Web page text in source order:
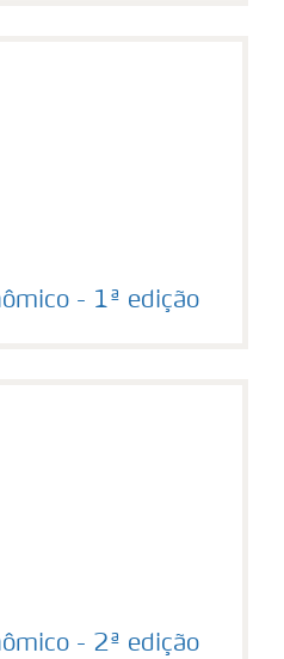
- 1ª edição
- 2ª edição